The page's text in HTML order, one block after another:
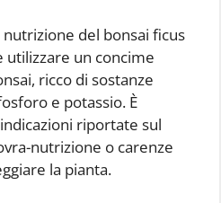
del bonsai ficus
utilizzare un concime
ricco di sostanze
e potassio. È
riportate sul
nutrizione o carenze
la pianta.